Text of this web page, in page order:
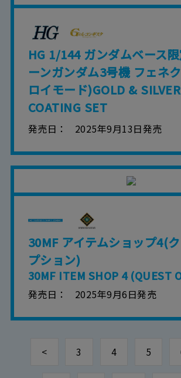
HG 1/144 ガンダムベース
ーンガンダム3号機 フェネ
ロイモード)GOLD & SILVER
COATING SET
発売日 2025年9月13日発売
30MF アイテムショップ4(
プション)
30MF ITEM SHOP 4 (QUEST
発売日 2025年9月6日発売
< 3 4 5